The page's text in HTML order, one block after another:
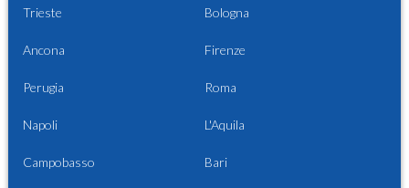
Trieste Bologna
Ancona Firenze
Perugia Roma
Napoli L'Aquila
Campobasso Bari